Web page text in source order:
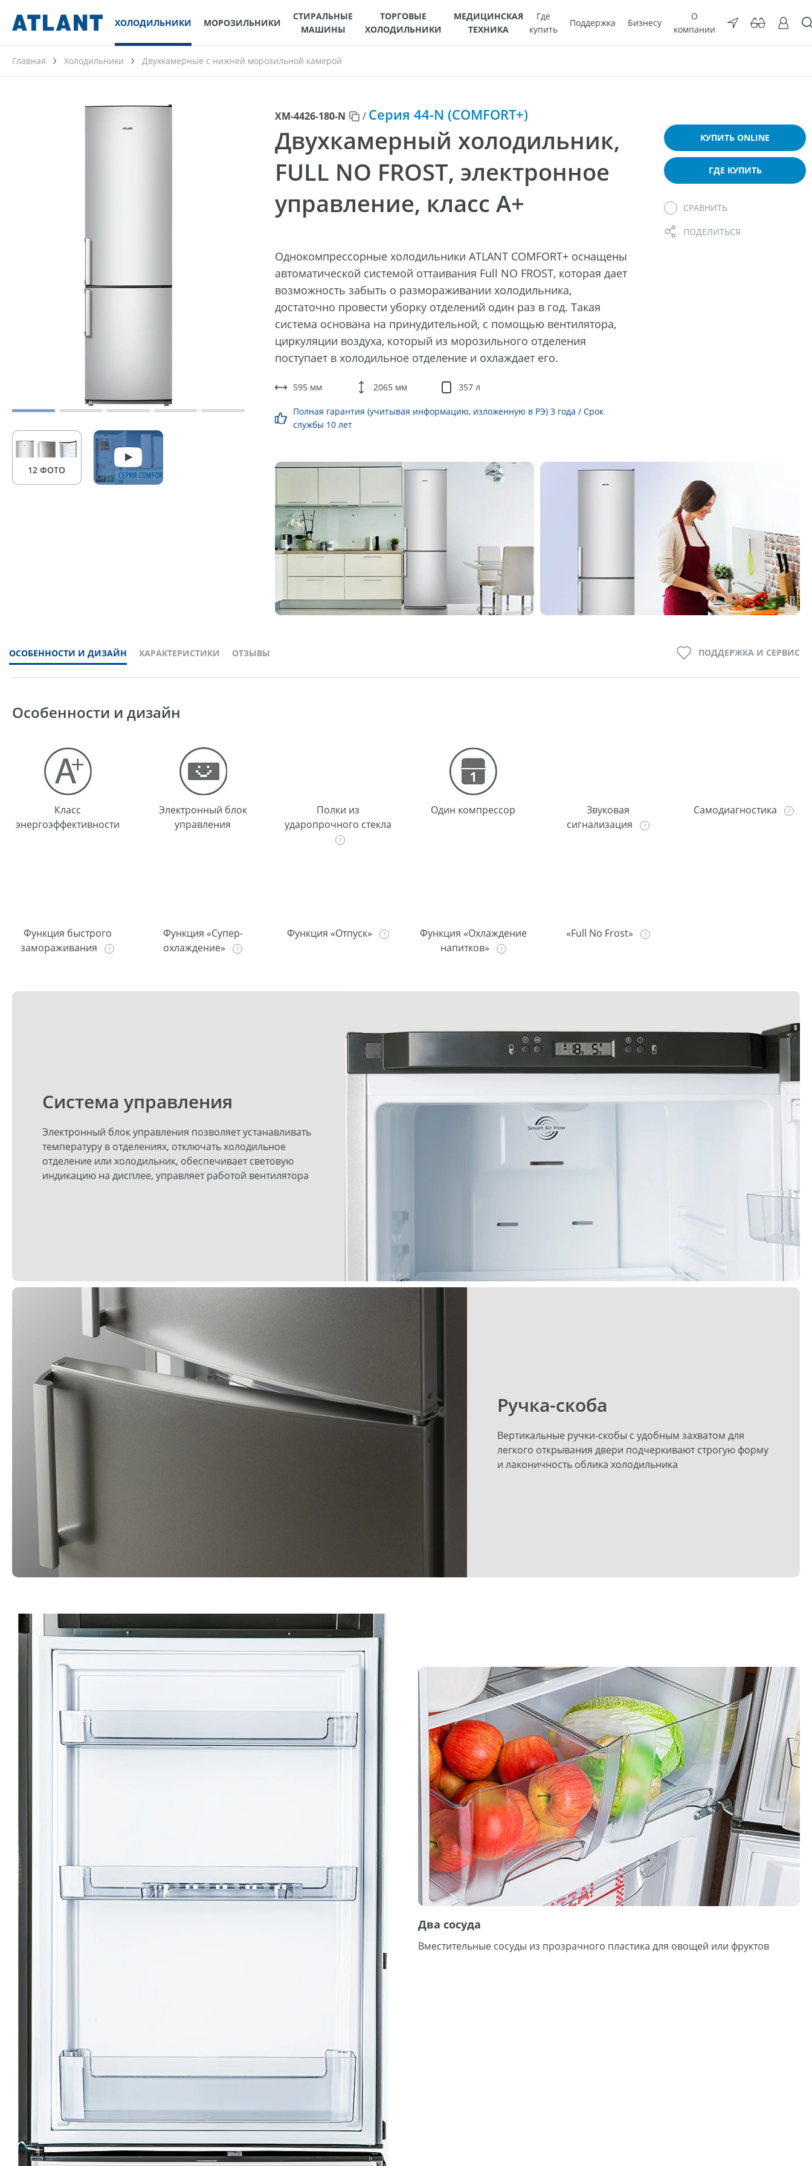
ХОЛОДИЛЬНИКИ МОРОЗИЛЬНИКИ
СТИРАЛЬНЫЕ
МАШИНЫ
ТОРГОВЫЕ
ХОЛОДИЛЬНИКИ
МЕДИЦИНСКАЯ
ТЕХНИКА
Где
купить
Поддержка Бизнесу
О
компании
Главная Холодильники Двухкамерные с нижней морозильной камерой
ХМ-4426-180-N / Серия 44-N (COMFORT+)
Двухкамерный холодильник,
FULL NO FROST, электронное
управление, класс A+
12 ФОТО
Однокомпрессорные холодильники ATLANT COMFORT+ оснащены
автоматической системой оттаивания Full NO FROST, которая дает
возможность забыть о размораживании холодильника,
достаточно провести уборку отделений один раз в год. Такая
система основана на принудительной, с помощью вентилятора,
циркуляции воздуха, который из морозильного отделения
поступает в холодильное отделение и охлаждает его.
595 мм 2065 мм 357 л
Полная гарантия (учитывая информацию, изложенную в РЭ) 3 года / Срок
службы 10 лет
КУПИТЬ ONLINE
ГДЕ КУПИТЬ
СРАВНИТЬ
ПОДЕЛИТЬСЯ
ОСОБЕННОСТИ И ДИЗАЙН ХАРАКТЕРИСТИКИ ОТЗЫВЫ ПОДДЕРЖКА И СЕРВИС
Особенности и дизайн
Класс
энергоэффективности
Электронный блок
управления
Полки из
ударопрочного стекла
Один компрессор
Звуковая
сигнализация
Самодиагностика
Функция быстрого
замораживания
Функция «Супер-
охлаждение»
Функция «Отпуск»
Функция «Охлаждение
напитков»
«Full No Frost»
Система управления
Электронный блок управления позволяет устанавливать
температуру в отделениях, отключать холодильное
отделение или холодильник, обеспечивает световую
индикацию на дисплее, управляет работой вентилятора
Ручка-скоба
Вертикальные ручки-скобы с удобным захватом для
легкого открывания двери подчеркивают строгую форму
и лаконичность облика холодильника
Два сосуда
Вместительные сосуды из прозрачного пластика для овощей или фруктов